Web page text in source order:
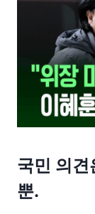
국민 의견
뿐.